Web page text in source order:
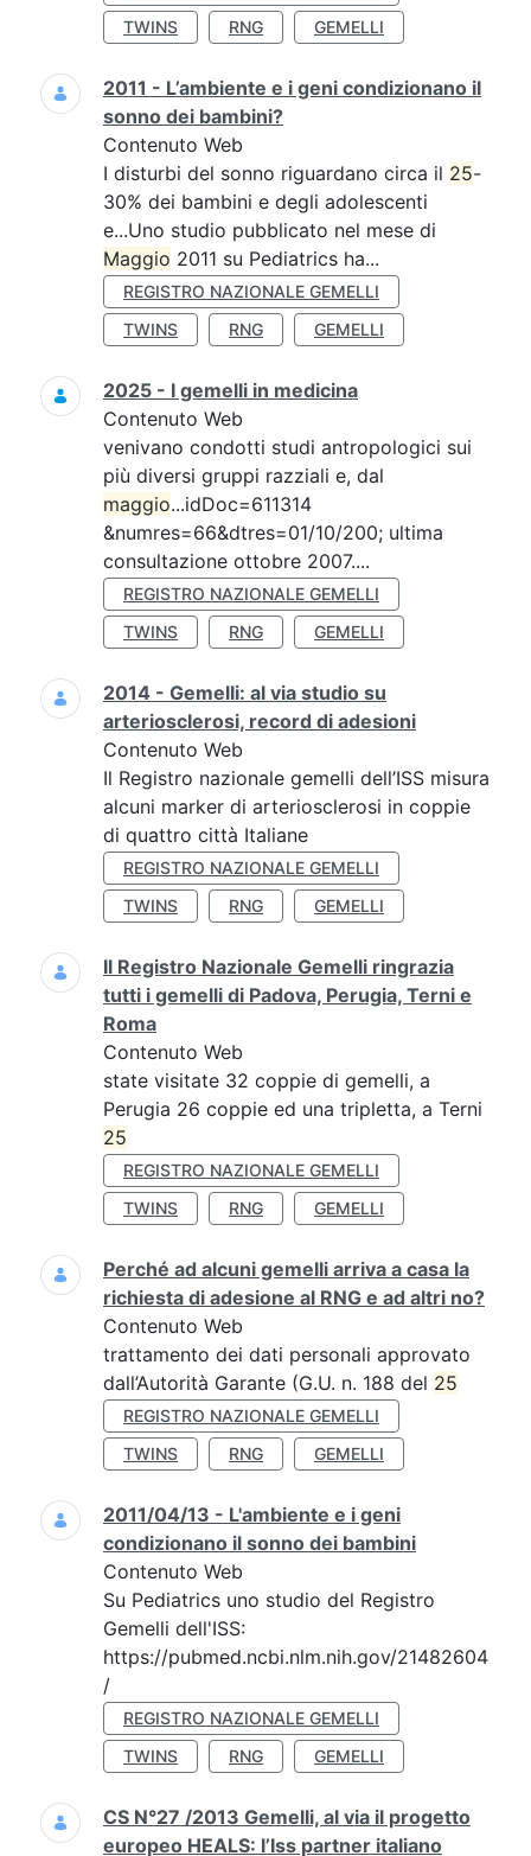
TWINS
RNG GEMELLI
2011 - L’ambiente e i geni condizionano il
sonno dei bambini?
Contenuto Web
I disturbi del sonno riguardano circa il 25-
30% dei bambini e degli adolescenti
e...Uno studio pubblicato nel mese di
Maggio 2011 su Pediatrics ha...
REGISTRO NAZIONALE GEMELLI
TWINS
RNG GEMELLI
2025 - I gemelli in medicina
Contenuto Web
venivano condotti studi antropologici sui
più diversi gruppi razziali e, dal
maggio...idDoc=611314
&numres=66&dtres=01/10/200; ultima
consultazione ottobre 2007....
REGISTRO NAZIONALE GEMELLI
TWINS
RNG GEMELLI
2014 - Gemelli: al via studio su
arteriosclerosi, record di adesioni
Contenuto Web
Il Registro nazionale gemelli dell’ISS misura
alcuni marker di arteriosclerosi in coppie
di quattro città Italiane
REGISTRO NAZIONALE GEMELLI
TWINS
RNG GEMELLI
Il Registro Nazionale Gemelli ringrazia
tutti i gemelli di Padova, Perugia, Terni e
Roma
Contenuto Web
state visitate 32 coppie di gemelli, a
Perugia 26 coppie ed una tripletta, a Terni
25
REGISTRO NAZIONALE GEMELLI
TWINS
RNG GEMELLI
Perché ad alcuni gemelli arriva a casa la
richiesta di adesione al RNG e ad altri no?
Contenuto Web
trattamento dei dati personali approvato
dall’Autorità Garante (G.U. n. 188 del 25
REGISTRO NAZIONALE GEMELLI
TWINS
RNG GEMELLI
2011/04/13 - L'ambiente e i geni
condizionano il sonno dei bambini
Contenuto Web
Su Pediatrics uno studio del Registro
Gemelli dell'ISS:
https://pubmed.ncbi.nlm.nih.gov/21482604
/
REGISTRO NAZIONALE GEMELLI
TWINS
RNG GEMELLI
CS N°27 /2013 Gemelli, al via il progetto
europeo HEALS: l’Iss partner italiano